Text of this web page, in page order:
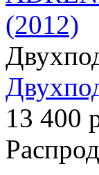
13 400